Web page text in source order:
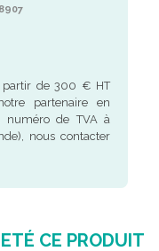
partir de 300 € HT
partenaire en
numéro de TVA à
nous contacter
CE PRODUIT